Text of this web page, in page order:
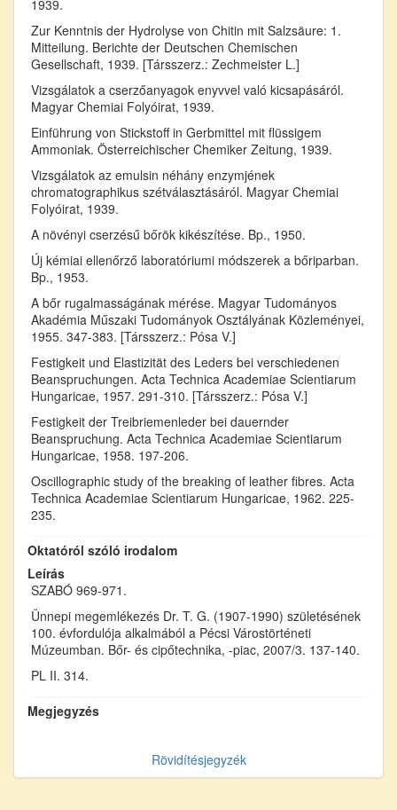
1939.
Zur Kenntnis der Hydrolyse von Chitin mit Salzsäure: 1.
Mitteilung. Berichte der Deutschen Chemischen
Gesellschaft, 1939. [Társszerz.: Zechmeister L.]
Vizsgálatok a cserzőanyagok enyvvel való kicsapásáról.
Magyar Chemiai Folyóirat, 1939.
Einführung von Stickstoff in Gerbmittel mit flüssigem
Ammoniak. Österreichischer Chemiker Zeitung, 1939.
Vizsgálatok az emulsin néhány enzymjének
chromatographikus szétválasztásáról. Magyar Chemiai
Folyóirat, 1939.
A növényi cserzésű bőrök kikészítése. Bp., 1950.
Új kémiai ellenőrző laboratóriumi módszerek a bőriparban.
Bp., 1953.
A bőr rugalmasságának mérése. Magyar Tudományos
Akadémia Műszaki Tudományok Osztályának Közleményei,
1955. 347-383. [Társszerz.: Pósa V.]
Festigkeit und Elastizität des Leders bei verschiedenen
Beanspruchungen. Acta Technica Academiae Scientiarum
Hungaricae, 1957. 291-310. [Társszerz.: Pósa V.]
Festigkeit der Treibriemenleder bei dauernder
Beanspruchung. Acta Technica Academiae Scientiarum
Hungaricae, 1958. 197-206.
Oscillographic study of the breaking of leather fibres. Acta
Technica Academiae Scientiarum Hungaricae, 1962. 225-
235.
Oktatóról szóló irodalom
Leírás
SZABÓ 969-971.
Ünnepi megemlékezés Dr. T. G. (1907-1990) születésének
100. évfordulója alkalmából a Pécsi Várostörténeti
Múzeumban. Bőr- és cipőtechnika, -piac, 2007/3. 137-140.
PL II. 314.
Megjegyzés
Rövidítésjegyzék